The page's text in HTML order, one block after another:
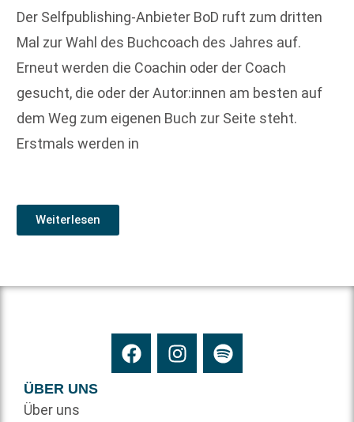
Der Selfpublishing-Anbieter BoD ruft zum dritten
Mal zur Wahl des Buchcoach des Jahres auf.
Erneut werden die Coachin oder der Coach
gesucht, die oder der Autor:innen am besten auf
dem Weg zum eigenen Buch zur Seite steht.
Erstmals werden in
Weiterlesen
ÜBER UNS
Über uns